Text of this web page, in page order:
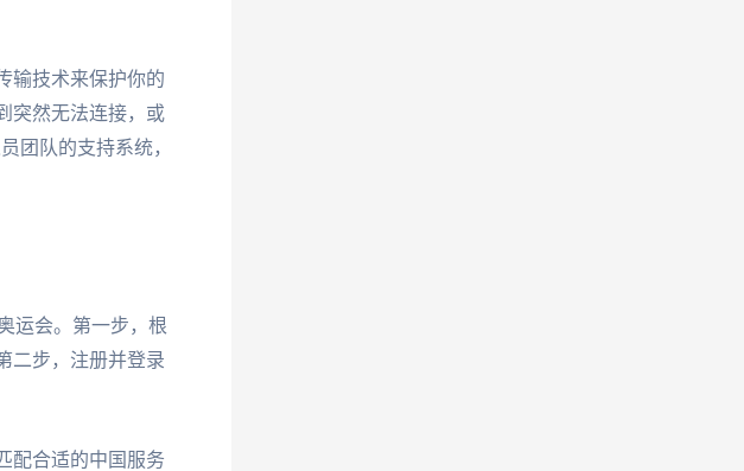
输技术来保护你的
突然无法连接，或
团队的支持系统，
运会。第一步，根
二步，注册并登录
配合适的中国服务